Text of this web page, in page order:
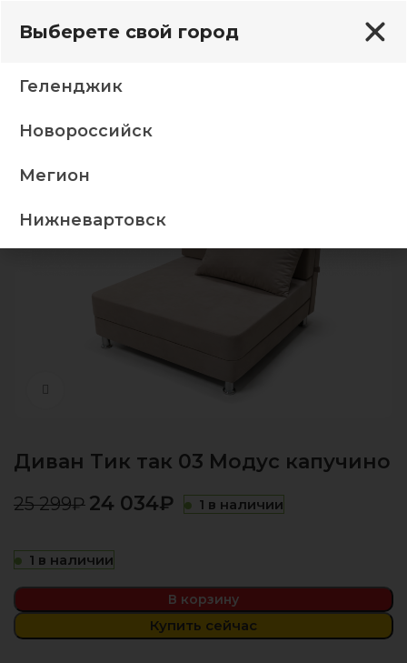
диваны Диван Тик так 03 Модус капучино
Нажмите, чтобы увеличить
Диван Тик так 03 Модус капучино
25 299₽ 24 034₽ 1 в наличии
1 в наличии
В корзину
Купить сейчас
Выберете свой город
Геленджик
Новороссийск
Мегион
Нижневартовск